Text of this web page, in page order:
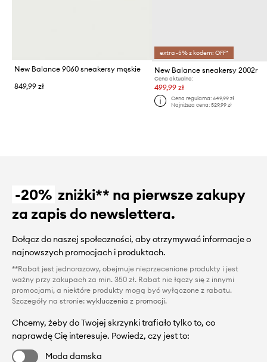
New Balance 9060 sneakersy męskie
849,99 zł
extra -5% z kodem: OFF*
New Balance sneakersy 2002r
Cena aktualna:
499,99 zł
Cena regularna: 649,99 zł
Najniższa cena: 529,99 zł
-20% zniżki** na pierwsze zakupy
za zapis do newslettera.
Dołącz do naszej społeczności, aby otrzymywać informacje o
najnowszych promocjach i produktach.
**Rabat jest jednorazowy, obejmuje nieprzecenione produkty i jest
ważny przy zakupach za min. 350 zł. Rabat nie łączy się z innymi
promocjami, a niektóre produkty mogą być wyłączone z rabatu.
Szczegóły na stronie: wykluczenia z promocji.
Chcemy, żeby do Twojej skrzynki trafiało tylko to, co
naprawdę Cię interesuje. Powiedz, czy jest to:
Moda damska